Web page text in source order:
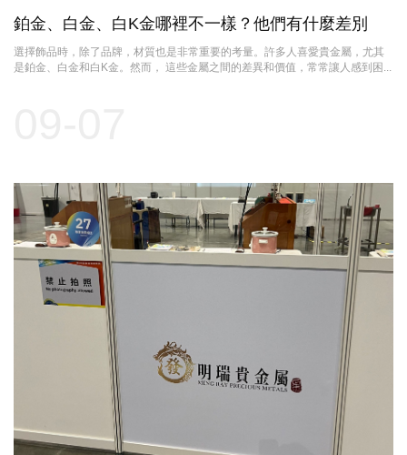
鉑金、白金、白K金哪裡不一樣？他們有什麼差別
選擇飾品時，除了品牌，材質也是非常重要的考量。許多人喜愛貴金屬，尤其
是鉑金、白金和白K金。然而， 這些金屬之間的差異和價值，常常讓人感到困...